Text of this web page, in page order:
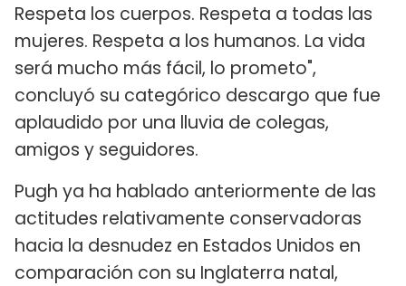
Respeta los cuerpos. Respeta a todas las
mujeres. Respeta a los humanos. La vida
será mucho más fácil, lo prometo",
concluyó su categórico descargo que fue
aplaudido por una lluvia de colegas,
amigos y seguidores.
Pugh ya ha hablado anteriormente de las
actitudes relativamente conservadoras
hacia la desnudez en Estados Unidos en
comparación con su Inglaterra natal,